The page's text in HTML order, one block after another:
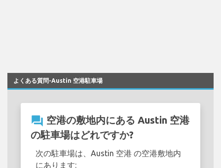
よくある質問-Austin 空港駐車場
question_answer 空港の敷地内にある Austin 空港
の駐車場はどれですか?
次の駐車場は、Austin 空港 の空港敷地内
にあります: